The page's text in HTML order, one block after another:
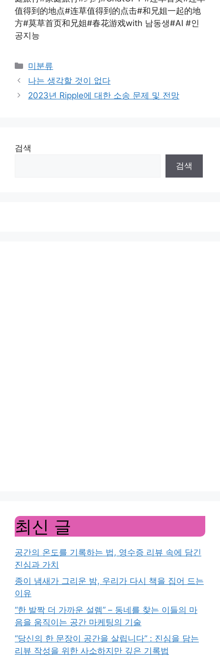
值得到的地点#连草值得到的点击#和兄姐一起的地
方#莫草首页和兄姐#春花游戏with 남동생#AI #인
공지능
Categories
미분류
나는 생각할 것이 없다
2023년 Ripple에 대한 소송 문제 및 전망
검색
검색
최신 글
공간의 온도를 기록하는 법, 영수증 리뷰 속에 담긴
진심과 가치
종이 냄새가 그리운 밤, 우리가 다시 책을 집어 드는
이유
“한 발짝 더 가까운 설렘” – 동네를 찾는 이들의 마
음을 움직이는 공간 마케팅의 기술
“당신의 한 문장이 공간을 살립니다” : 진심을 담는
리뷰 작성을 위한 사소하지만 깊은 기록법